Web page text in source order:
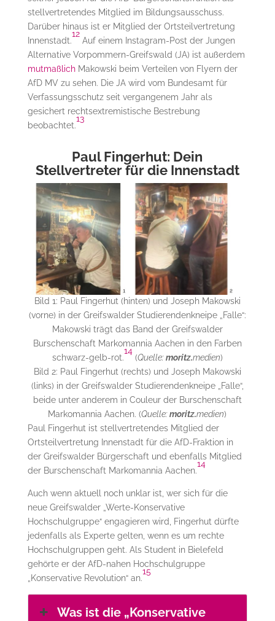
stellvertretendes Mitglied im Bildungsausschuss.
Darüber hinaus ist er Mitglied der Ortsteilvertretung
Innenstadt.
12
Auf einem Instagram-Post der Jungen
Alternative Vorpommern-Greifswald (JA) ist außerdem
mutmaßlichMakowski beim Verteilen von Flyern der
AfD MV zu sehen. Die JA wird vom Bundesamt für
Verfassungsschutz seit vergangenem Jahr als
gesichert rechtsextremistische Bestrebung
beobachtet.
13
Paul Fingerhut: Dein
Stellvertreter für die Innenstadt
Bild 1: Paul Fingerhut (hinten) und Joseph Makowski
(vorne) in der Greifswalder Studierendenkneipe „Falle“:
Makowski trägt das Band der Greifswalder
Burschenschaft Markomannia Aachen in den Farben
schwarz-gelb-rot.
14
(Quelle:moritz.medien)
Bild 2: Paul Fingerhut (rechts) und Joseph Makowski
(links) in der Greifswalder Studierendenkneipe „Falle“,
beide unter anderem in Couleur der Burschenschaft
Markomannia Aachen. (Quelle:moritz.medien)
Paul Fingerhut ist stellvertretendes Mitglied der
Ortsteilvertretung Innenstadt für die AfD-Fraktion in
der Greifswalder Bürgerschaft und ebenfalls Mitglied
der Burschenschaft Markomannia Aachen.
14
Auch wenn aktuell noch unklar ist, wer sich für die
neue Greifswalder „Werte-Konservative
Hochschulgruppe“ engagieren wird, Fingerhut dürfte
jedenfalls als Experte gelten, wenn es um rechte
Hochschulgruppen geht. Als Student in Bielefeld
gehörte er der AfD-nahen Hochschulgruppe
„Konservative Revolution“ an.
15
Was ist die „Konservative